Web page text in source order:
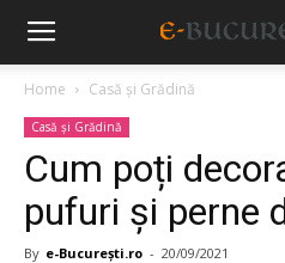
Home Casă și Grădină
Casă și Grădină
Cum poți
pufuri și perne
By e-București.ro - 20/09/2021